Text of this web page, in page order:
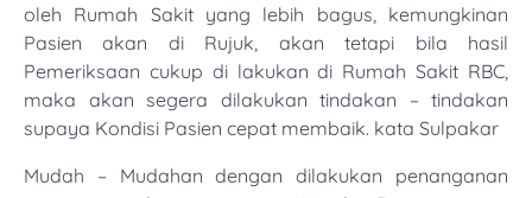
oleh Rumah Sakit yang lebih bagus, kemungkinan
Pasien akan di Rujuk, akan tetapi bila hasil
Pemeriksaan cukup di lakukan di Rumah Sakit RBC,
maka akan segera dilakukan tindakan – tindakan
supaya Kondisi Pasien cepat membaik. kata Sulpakar
Mudah – Mudahan dengan dilakukan penanganan